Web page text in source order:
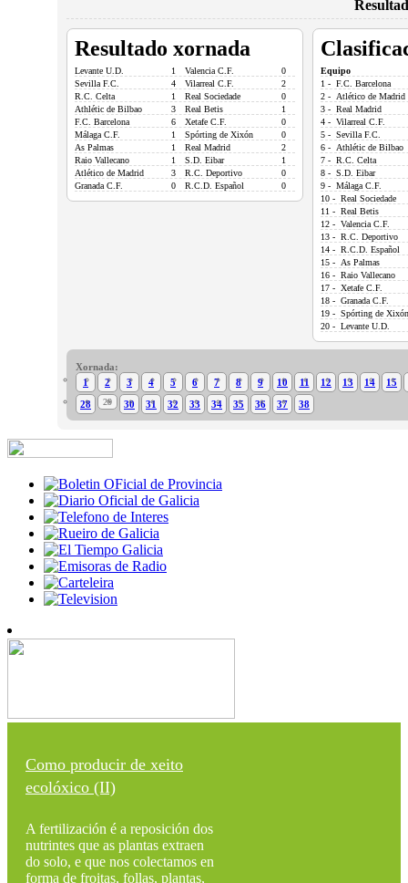
Resultado xornada
Levante U.D. 1 Valencia C.F.
0
Sevilla F.C.
4 Vilarreal C.F.
2
R.C. Celta
1 Real Sociedade
0
Athlétic de Bilbao
3 Real Betis
1
F.C. Barcelona
6 Xetafe C.F.
0
Málaga C.F.
1 Spórting de Xixón
0
As Palmas
1 Real Madrid
2
Raio Vallecano
1 S.D. Eibar
1
Atlético de Madrid
3 R.C. Deportivo
0
Granada C.F.
0 R.C.D. Español 0
Equipo
1 - F.C. Barcelona
2 - Atlético de Madrid
3 - Real Madrid
4 - Vilarreal C.F.
5 - Sevilla F.C.
6 - Athlétic de Bilbao
7 - R.C. Celta
8 - S.D. Eibar
9 - Málaga C.F.
10 - Real Sociedade
11 - Real Betis
12 - Valencia C.F.
13 - R.C. Deportivo
14 - R.C.D. Español
15 - As Palmas
16 - Raio Vallecano
17 - Xetafe C.F.
18 - Granada C.F.
19 - Spórting de Xixón
20 - Levante U.D.
Xornada:
1
2 3 4 5 6 7 8 9 10 11 12 13 14
15
28
29 30 31 32 33 34 35 36 37 38
Como producir de xeito
ecolóxico (II)
A fertilización é a reposición dos
nutrintes que as plantas extraen
do solo, e que nos colectamos en
forma de froitas, follas, plantas,